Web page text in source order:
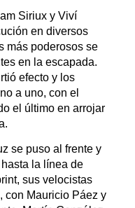
Siriux y Viví
en diversos
más poderosos se
en la escapada.
efecto y los
a uno, con el
el último en arrojar
se puso al frente y
la línea de
sus velocistas
con Mauricio Páez y